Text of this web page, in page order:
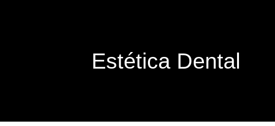
Estética Dental